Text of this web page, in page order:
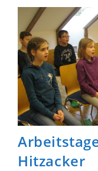
Lobetal
Hitzacker